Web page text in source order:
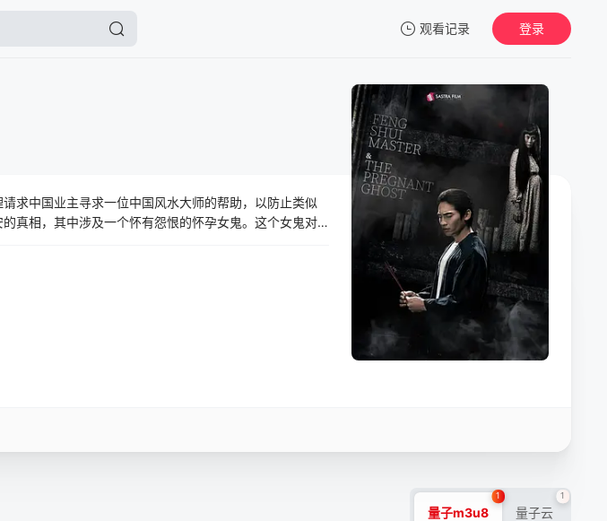
观看记录
暂无观看影片的记录
登录
求中国业主寻求一位中国风水大师的帮助，以防止类似
真相，其中涉及一个怀有怨恨的怀孕女鬼。这个女鬼对
量子m3u8
1
量子云
1